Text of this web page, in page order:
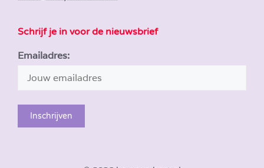
Schrijf je in voor de nieuwsbrief
Emailadres: